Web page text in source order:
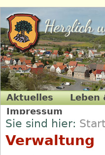
Herzlich
Sie sind hier:
Verwaltung
Aktuelles Leben
Impressum
Bekanntmachungen